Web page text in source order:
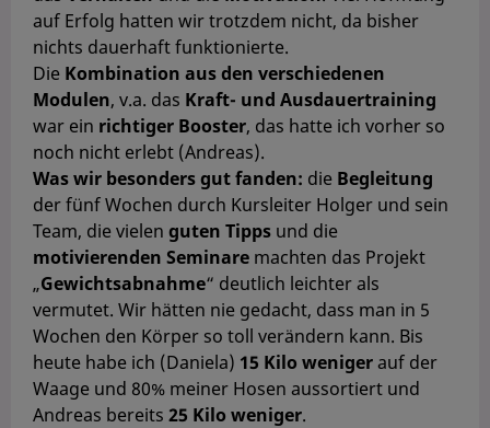
auf Erfolg hatten wir trotzdem nicht, da bisher
nichts dauerhaft funktionierte.
Die Kombination aus den verschiedenen
Modulen, v.a. das Kraft- und Ausdauertraining
war ein richtiger Booster, das hatte ich vorher so
noch nicht erlebt (Andreas).
Was wir besonders gut fanden: die Begleitung
der fünf Wochen durch Kursleiter Holger und sein
Team, die vielen guten Tipps und die
motivierenden Seminare machten das Projekt
„Gewichtsabnahme“ deutlich leichter als
vermutet. Wir hätten nie gedacht, dass man in 5
Wochen den Körper so toll verändern kann. Bis
heute habe ich (Daniela) 15 Kilo wenigerauf der
Waage und 80% meiner Hosen aussortiert und
Andreas bereits 25 Kilo weniger.